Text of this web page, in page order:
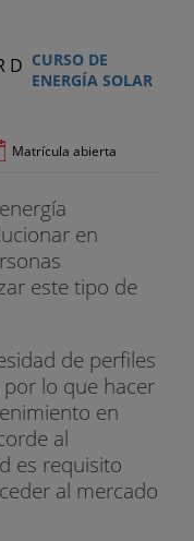
CURSO DE
ENERGÍA SOLAR
Matrícula abierta
en
este tipo de
de perfiles
lo que hacer
en
al
es requisito
al mercado